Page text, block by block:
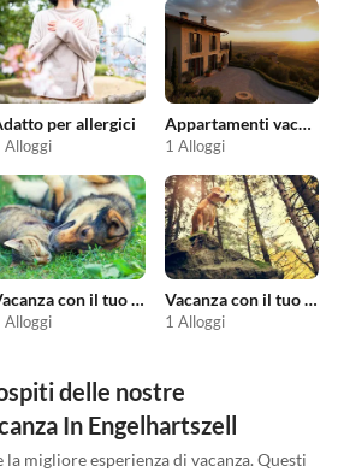
per allergici
Alloggi
Appartamenti vacanze economici
1 Alloggi
Vacanza con il tuo animale domestico
Alloggi
Vacanza con il tuo cane
1 Alloggi
delle nostre
In Engelhartszell
migliore esperienza di vacanza. Questi